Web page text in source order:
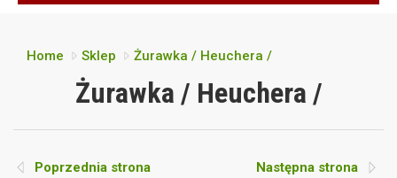
Home Sklep Żurawka / Heuchera /
Żurawka / Heuchera /
Poprzednia strona Następna strona